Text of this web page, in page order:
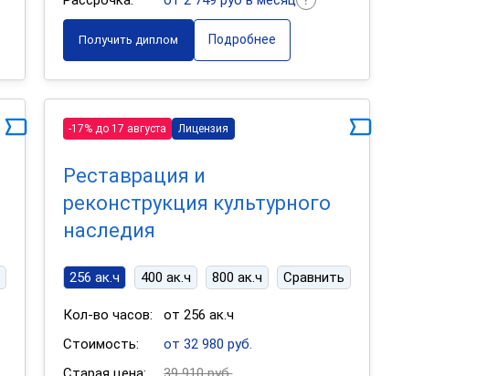
Получить диплом Подробнее
-17% до 17 августа Лицензия
Реставрация и
реконструкция культурного
наследия
256 ак.ч 400 ак.ч 800 ак.ч Сравнить
Кол-во часов:
от 256 ак.ч
Стоимость:
от 32 980 руб.